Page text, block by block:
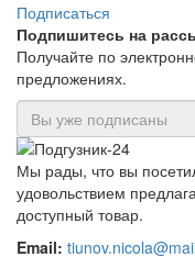
Подписаться
Подпишитесь на
Получайте по
предложениях.
Мы рады, что вы
удовольствием
доступный товар.
Email: